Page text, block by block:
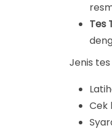
Tes
Jenis
Cek